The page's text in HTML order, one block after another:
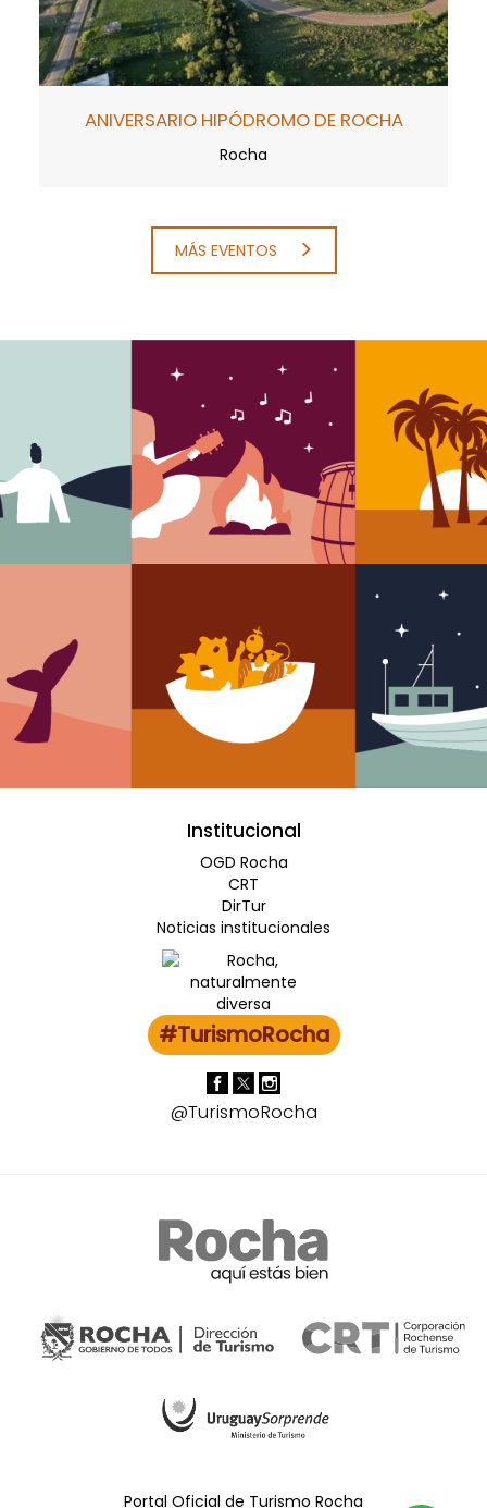
ANIVERSARIO HIPÓDROMO DE ROCHA
Rocha
MÁS EVENTOS
Institucional
OGD Rocha
CRT
DirTur
Noticias institucionales
#TurismoRocha
@TurismoRocha
Portal Oficial de Turismo Rocha